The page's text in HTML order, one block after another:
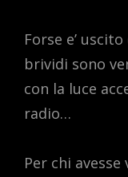
Forse e’
brividi sono
con la luce
radio…
Per chi